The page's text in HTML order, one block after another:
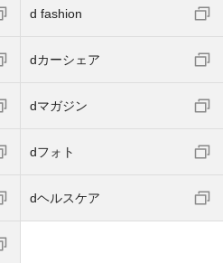
d fashion
dカーシェア
dマガジン
dフォト
dヘルスケア